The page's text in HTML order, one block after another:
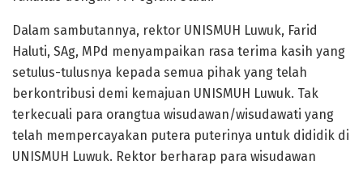
Dalam sambutannya, rektor UNISMUH Luwuk, Farid
Haluti, SAg, MPd menyampaikan rasa terima kasih yang
setulus-tulusnya kepada semua pihak yang telah
berkontribusi demi kemajuan UNISMUH Luwuk. Tak
terkecuali para orangtua wisudawan/wisudawati yang
telah mempercayakan putera puterinya untuk dididik di
UNISMUH Luwuk. Rektor berharap para wisudawan